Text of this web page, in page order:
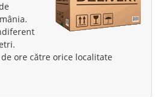
ore către orice localitate